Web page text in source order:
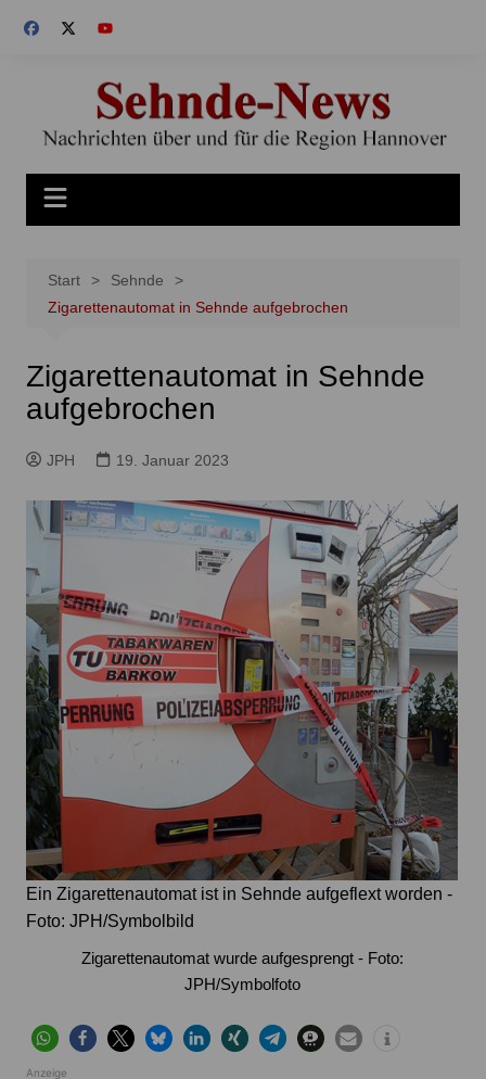
Inhalt
Start
Sehnde
Zigarettenautomat in Sehnde aufgebrochen
Zigarettenautomat in Sehnde
aufgebrochen
JPH 19. Januar 2023
Ein Zigarettenautomat ist in Sehnde aufgeflext worden -
Foto: JPH/Symbolbild
Zigarettenautomat wurde aufgesprengt - Foto:
JPH/Symbolfoto
Anzeige